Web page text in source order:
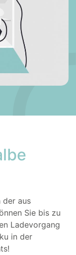
der aus
Sie bis zu
Ladevorgang
in der